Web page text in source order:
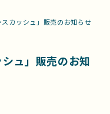
スカッシュ」販売のお知らせ
ュ」販売のお知